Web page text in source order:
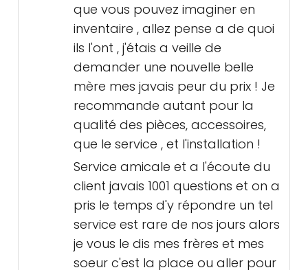
que vous pouvez imaginer en
inventaire , allez pense a de quoi
ils l'ont , j'étais a veille de
demander une nouvelle belle
mère mes javais peur du prix ! Je
recommande autant pour la
qualité des pièces, accessoires,
que le service , et l'installation !
Service amicale et a l'écoute du
client javais 1001 questions et on a
pris le temps d'y répondre un tel
service est rare de nos jours alors
je vous le dis mes frères et mes
soeur c'est la place ou aller pour